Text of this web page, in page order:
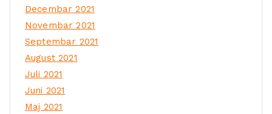
Decembar 2021
Novembar 2021
Septembar 2021
August 2021
Juli 2021
Juni 2021
Maj 2021